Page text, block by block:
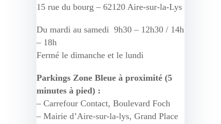
15 rue du bourg – 62120 Aire-sur-la-Lys
Du mardi au samedi 9h30 – 12h30 / 14h
– 18h
Fermé le dimanche et le lundi
Parkings Zone Bleue à proximité (5
minutes à pied) :
– Carrefour Contact, Boulevard Foch
– Mairie d’Aire-sur-la-lys, Grand Place